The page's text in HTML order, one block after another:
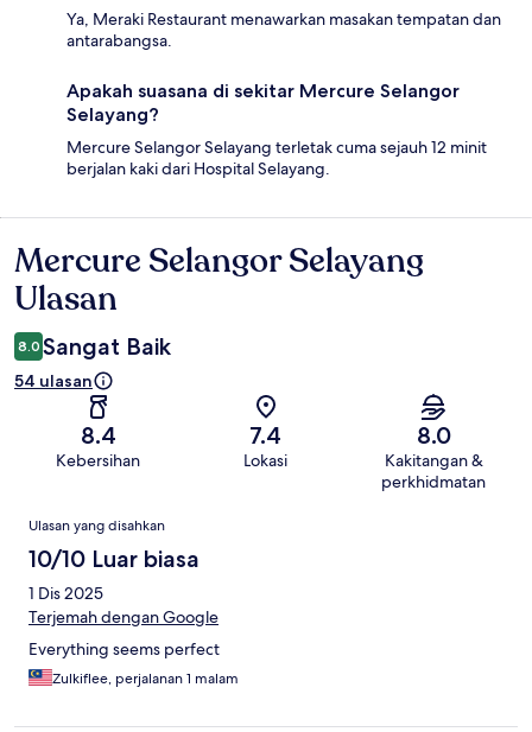
Ya, Meraki Restaurant menawarkan masakan tempatan dan
antarabangsa.
Apakah suasana di sekitar Mercure Selangor
Selayang?
Mercure Selangor Selayang terletak cuma sejauh 12 minit
berjalan kaki dari Hospital Selayang.
Ulasan
Mercure Selangor Selayang
Ulasan
8.0 Sangat Baik
54 ulasan
8.4
Kebersihan
7.4
Lokasi
8.0
Kakitangan &
perkhidmatan
Ulasan
Ulasan yang disahkan
10/10 Luar biasa
1 Dis 2025
Terjemah dengan Google
Everything seems perfect
Zulkiflee, perjalanan 1 malam